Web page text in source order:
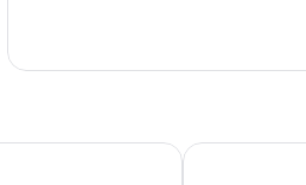
히
빌라 데위 스리 프라